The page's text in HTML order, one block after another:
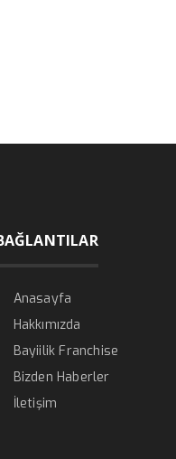
Anasayfa
Hakkımızda
Bayiilik Franchise
Bizden Haberler
İletişim